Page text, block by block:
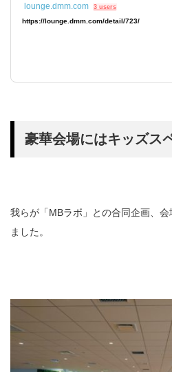
lounge.dmm.com 3 users
https://lounge.dmm.com/detail/723/
豪華会場にはキッズス
我らが「MBラボ」との合同企画、
ました。